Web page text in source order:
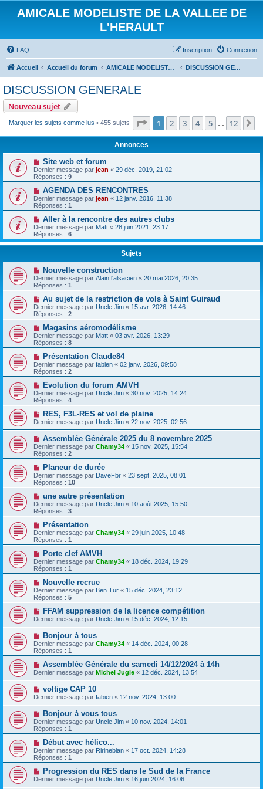
AMICALE MODELISTE DE LA VALLEE DE
L'HERAULT
FAQ Connexion
Inscription
Accueil Accueil du forum AMICALE MODELISTE DE LA VALLEE DE L'HERAULT DISCUSSION GENERALE
DISCUSSION GENERALE
Nouveau sujet
Marquer les sujets comme lus • 455 sujets Page 1sur12
1 2 3 4 5 12
Annonces
Site web et forum
Dernier message par jean « 29 déc. 2019, 21:02
Réponses : 9
AGENDA DES RENCONTRES
Dernier message par jean « 12 janv. 2016, 11:38
Réponses : 1
Aller à la rencontre des autres clubs
Dernier message par Matt « 28 juin 2021, 23:17
Réponses : 6
Sujets
Nouvelle construction
Dernier message par Alain l'alsacien « 20 mai 2026, 20:35
Réponses : 1
Au sujet de la restriction de vols à Saint Guiraud
Dernier message par Uncle Jim « 15 avr. 2026, 14:46
Réponses : 2
Magasins aéromodélisme
Dernier message par Matt « 03 avr. 2026, 13:29
Réponses : 8
Présentation Claude84
Dernier message par fabien « 02 janv. 2026, 09:58
Réponses : 2
Evolution du forum AMVH
Dernier message par Uncle Jim « 30 nov. 2025, 14:24
Réponses : 4
RES, F3L-RES et vol de plaine
Dernier message par Uncle Jim « 22 nov. 2025, 02:56
Assemblée Générale 2025 du 8 novembre 2025
Dernier message par Chamy34 « 15 nov. 2025, 15:54
Réponses : 2
Planeur de durée
Dernier message par DaveFbr « 23 sept. 2025, 08:01
Réponses : 10
une autre présentation
Dernier message par Uncle Jim « 10 août 2025, 15:50
Réponses : 3
Présentation
Dernier message par Chamy34 « 29 juin 2025, 10:48
Réponses : 1
Porte clef AMVH
Dernier message par Chamy34 « 18 déc. 2024, 19:29
Réponses : 1
Nouvelle recrue
Dernier message par Ben Tur « 15 déc. 2024, 23:12
Réponses : 5
FFAM suppression de la licence compétition
Dernier message par Uncle Jim « 15 déc. 2024, 12:15
Bonjour à tous
Dernier message par Chamy34 « 14 déc. 2024, 00:28
Réponses : 1
Assemblée Générale du samedi 14/12/2024 à 14h
Dernier message par Michel Jugie « 12 déc. 2024, 13:54
voltige CAP 10
Dernier message par fabien « 12 nov. 2024, 13:00
Bonjour à vous tous
Dernier message par Uncle Jim « 10 nov. 2024, 14:01
Réponses : 1
Début avec hélico...
Dernier message par Ririnebian « 17 oct. 2024, 14:28
Réponses : 1
Progression du RES dans le Sud de la France
Dernier message par Uncle Jim « 16 juin 2024, 16:06